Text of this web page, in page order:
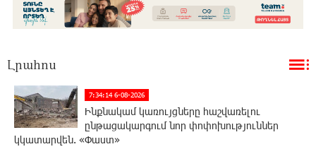
Լրահոս
7:34:14 6-08-2026
Ինքնակամ կառույցները հաշվառելու
ընթացակարգում նոր փոփոխություններ
կկատարվեն. «Փաստ»